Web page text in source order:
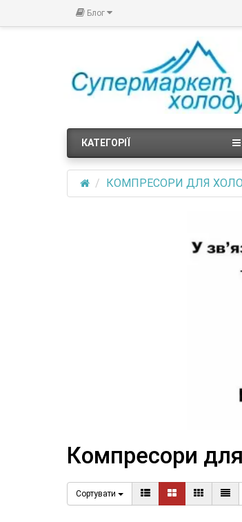
Блог
КАТЕГОРІЇ
КОМПРЕСОРИ ДЛЯ
Компресори
Сортувати